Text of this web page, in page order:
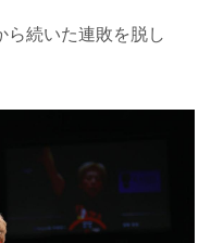
ら続いた連敗を脱し